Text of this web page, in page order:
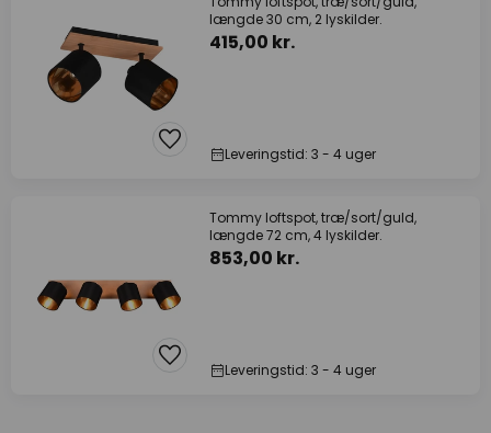
længde 30 cm, 2 lyskilder.
415,00 kr.
Leveringstid: 3 - 4 uger
Tommy loftspot, træ/sort/guld,
længde 72 cm, 4 lyskilder.
853,00 kr.
Leveringstid: 3 - 4 uger